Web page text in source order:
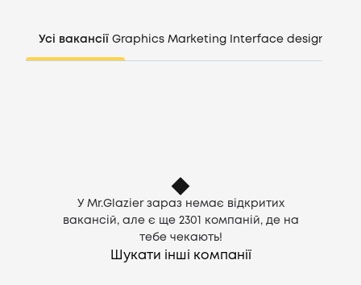
Усі вакансії Graphics Marketing Interface design
У Mr.Glazier зараз немає відкритих
вакансій, але є ще 2301
компаній, де на
тебе чекають!
Шукати інші компанії